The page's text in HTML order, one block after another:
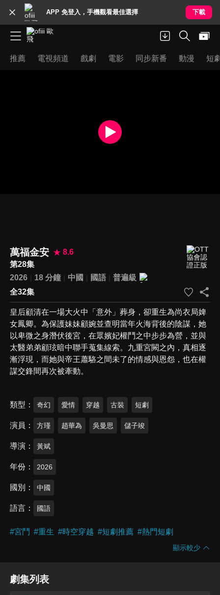
APP 免登入，手機觀看最佳選擇 下載
推薦 電視頻道 戲劇 電影 同步新番 動漫 短
萬福金安
8.6
第28集
2026
18 分鐘 中國 國語
普遍級
全32集
皇后顧清在一場大火中「意外」葬身，卻重生為尚衣局婢
女鳳卿。為保護妹妹顧婉並查明當年火海背後的陰謀，她
以卑微之身潛伏後宮，在眾嬪妃權鬥之中步步為營，並與
太醫弟弟顧玹暗中聯手蒐集線索。九重宮闕之內，真相逐
漸浮現，而她與帝王蕭駱之間未了的情感與恩怨，也在權
謀交鋒間再次被牽動。
類型 奇幻 愛情 穿越 古裝 短劇
演員 方瑾 趙華為 吳曼思 儲子竣
導演 黃斌
年份 2026
國別 中國
語言 國語
#宮鬥 #重生 #時空穿越 #短劇推薦 #熱門短劇
顯示較少
劇集列表